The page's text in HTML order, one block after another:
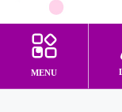
MENU